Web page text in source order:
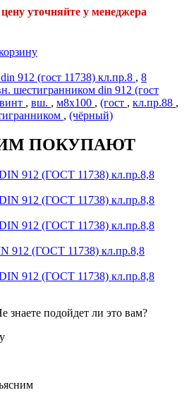
уточняйте у менеджера
912 (гост 11738) кл.пр.8 , 8
шестигранником din 912 (гост
, вш. , м8х100 , (гост , кл.пр.88 ,
, (чёрный)
ПОКУПАЮТ
912 (ГОСТ 11738) кл.пр.8,8
912 (ГОСТ 11738) кл.пр.8,8
912 (ГОСТ 11738) кл.пр.8,8
912 (ГОСТ 11738) кл.пр.8,8
912 (ГОСТ 11738) кл.пр.8,8
знаете подойдет ли это вам?